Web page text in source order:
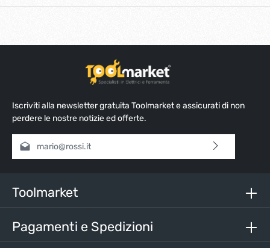
Iscriviti alla newsletter gratuita Toolmarket e assicurati di non
perdere le nostre notizie ed offerte.
Indirizzo e-mail*
nostri termini e condizioni generali
Inserisci i caratteri sopra*
Toolmarket
Pagamenti e Spedizioni